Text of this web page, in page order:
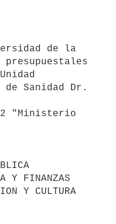
de la
Sanidad Dr.
"Ministerio